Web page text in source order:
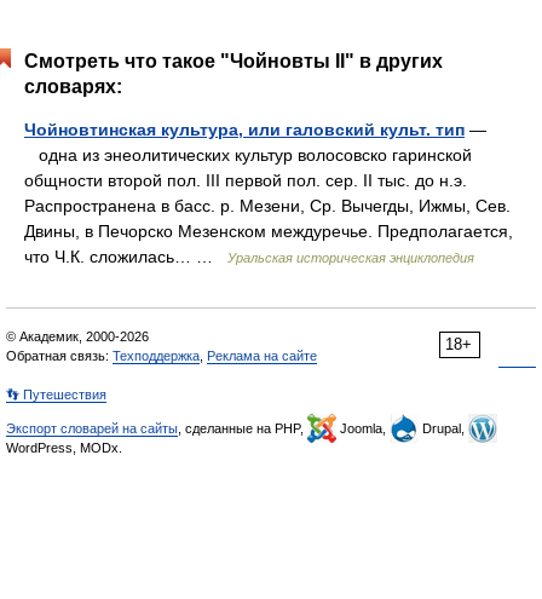
Смотреть что такое "Чойновты II" в других
словарях:
Чойновтинская культура, или галовский культ. тип —
одна из энеолитических культур волосовско гаринской
общности второй пол. III первой пол. сер. II тыс. до н.э.
Распространена в басс. р. Мезени, Ср. Вычегды, Ижмы, Сев.
Двины, в Печорско Мезенском междуречье. Предполагается,
что Ч.К. сложилась… …
Уральская историческая энциклопедия
18+
© Академик, 2000-2026
Обратная связь: Техподдержка Реклама на сайте
👣 Путешествия
Экспорт словарей на сайты , сделанные на PHP, Joomla,
Drupal,
WordPress, MODx.